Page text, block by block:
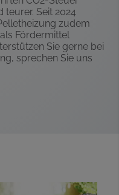
Seit 2024
zudem
Fördermittel
Sie gerne bei
sprechen Sie uns